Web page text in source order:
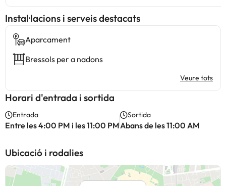
Instal·lacions i serveis destacats
Aparcament
Bressols per a nadons
Veure tots
Horari d'entrada i sortida
Entrada
Entre les 4:00 PM i les 11:00 PM
Sortida
Abans de les 11:00 AM
Ubicació i rodalies